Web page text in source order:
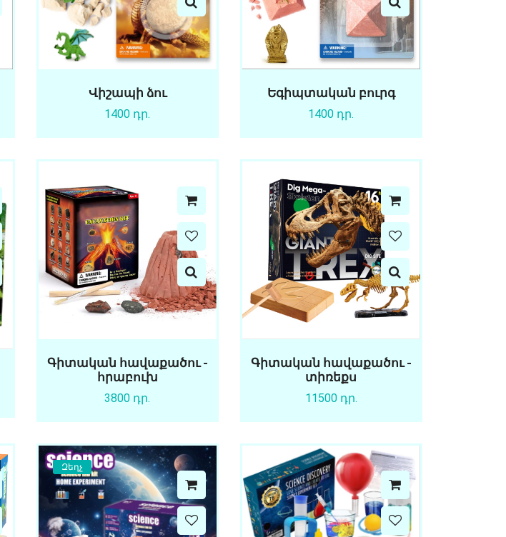
Վիշապի ձու
1400 դր.
Եգիպտական բուրգ
1400 դր.
Գիտական հավաքածու -
հրաբուխ
3800 դր.
Գիտական հավաքածու -
տիռեքս
11500 դր.
Զեղչ